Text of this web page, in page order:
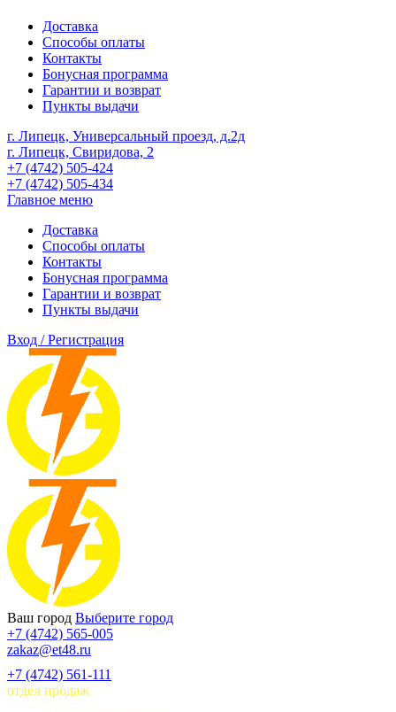
Доставка
Способы оплаты
Контакты
Бонусная программа
Гарантии и возврат
Пункты выдачи
г. Липецк, Универсальный проезд, д.2д
г. Липецк, Свиридова, 2
+7 (4742) 505-424
+7 (4742) 505-434
Главное меню
Доставка
Способы оплаты
Контакты
Бонусная программа
Гарантии и возврат
Пункты выдачи
Вход / Регистрация
Ваш город Выберите город
+7 (4742) 565-005
zakaz@et48.ru
+7 (4742) 561-111
отдел продаж